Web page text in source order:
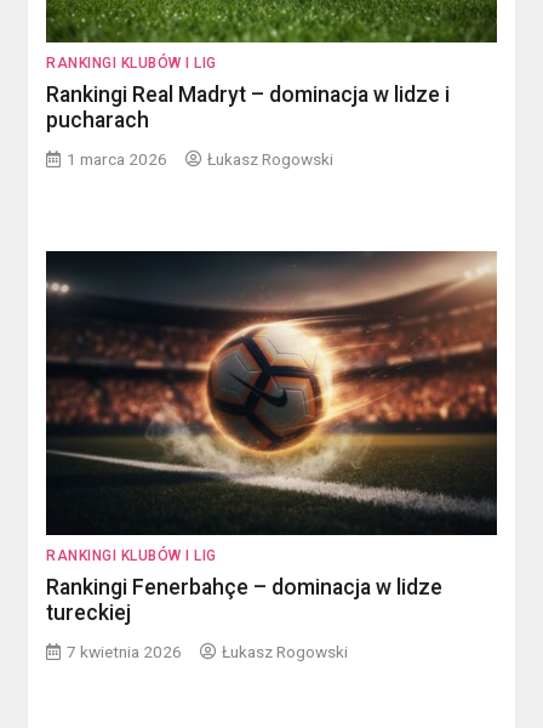
RANKINGI KLUBÓW I LIG
Rankingi Real Madryt – dominacja w lidze i
pucharach
1 marca 2026 Łukasz Rogowski
RANKINGI KLUBÓW I LIG
Rankingi Fenerbahçe – dominacja w lidze
tureckiej
7 kwietnia 2026 Łukasz Rogowski